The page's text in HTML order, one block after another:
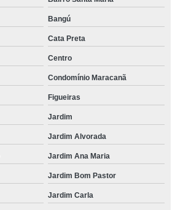
Bangú
Cata Preta
Centro
Condomínio Maracanã
Figueiras
Jardim
Jardim Alvorada
Jardim Ana Maria
Jardim Bom Pastor
Jardim Carla